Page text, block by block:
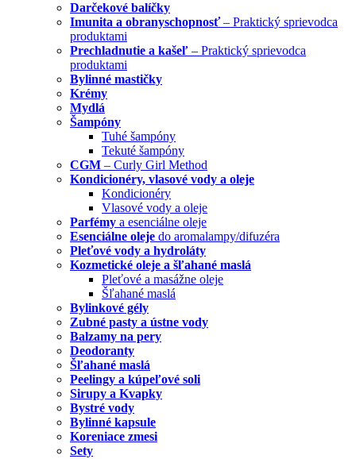
Darčekové balíčky
Imunita a obranyschopnosť– Praktický sprievodca
produktami
Prechladnutie a kašeľ – Praktický sprievodca
produktami
Bylinné mastičky
Krémy
Mydlá
Šampóny
Tuhé šampóny
Tekuté šampóny
CGM – Curly Girl Method
Kondicionéry, vlasové vody a oleje
Kondicionéry
Vlasové vody a oleje
Parfémy a esenciálne oleje
Esenciálne oleje do aromalampy/difuzéra
Pleťové vody a hydroláty
Kozmetické oleje a šľahané maslá
Pleťové a masážne oleje
Šľahané maslá
Bylinkové gély
Zubné pasty a ústne vody
Balzamy na pery
Deodoranty
Šľahané maslá
Peelingy a kúpeľové soli
Sirupy a Kvapky
Bystré vody
Bylinné kapsule
Koreniace zmesi
Sety